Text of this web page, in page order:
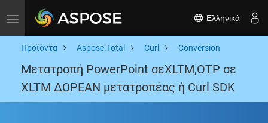
Toggle navigation Ελληνικά
Προϊόντα Aspose.Total Curl Conversion
Μετατροπή PowerPoint σεXLTM,OTP σε
XLTM ΔΩΡΕΑΝ μετατροπέας ή Curl SDK